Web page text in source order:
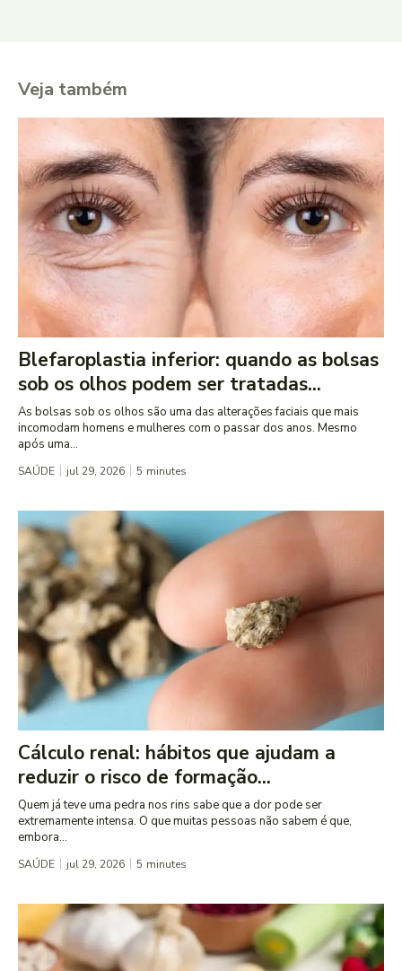
Veja também
Blefaroplastia inferior: quando as bolsas
sob os olhos podem ser tratadas...
As bolsas sob os olhos são uma das alterações faciais que mais
incomodam homens e mulheres com o passar dos anos. Mesmo
após uma...
SAÚDE jul 29, 2026 5 minutes
Cálculo renal: hábitos que ajudam a
reduzir o risco de formação...
Quem já teve uma pedra nos rins sabe que a dor pode ser
extremamente intensa. O que muitas pessoas não sabem é que,
embora...
SAÚDE jul 29, 2026 5 minutes